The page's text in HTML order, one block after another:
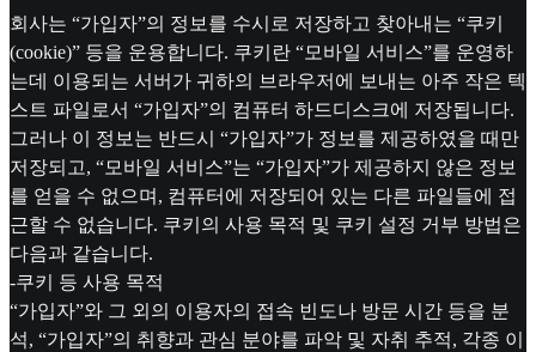
회사는 “가입자”의 정보를 수시로 저장하고 찾아내는 “쿠키
(cookie)” 등을 운용합니다. 쿠키란 “모바일 서비스”를 운영하
는데 이용되는 서버가 귀하의 브라우저에 보내는 아주 작은 텍
스트 파일로서 “가입자”의 컴퓨터 하드디스크에 저장됩니다.
그러나 이 정보는 반드시 “가입자”가 정보를 제공하였을 때만
저장되고, “모바일 서비스”는 “가입자”가 제공하지 않은 정보
를 얻을 수 없으며, 컴퓨터에 저장되어 있는 다른 파일들에 접
근할 수 없습니다. 쿠키의 사용 목적 및 쿠키 설정 거부 방법은
다음과 같습니다.
-쿠키 등 사용 목적
“가입자”와 그 외의 이용자의 접속 빈도나 방문 시간 등을 분
석, “가입자”의 취향과 관심 분야를 파악 및 자취 추적, 각종 이